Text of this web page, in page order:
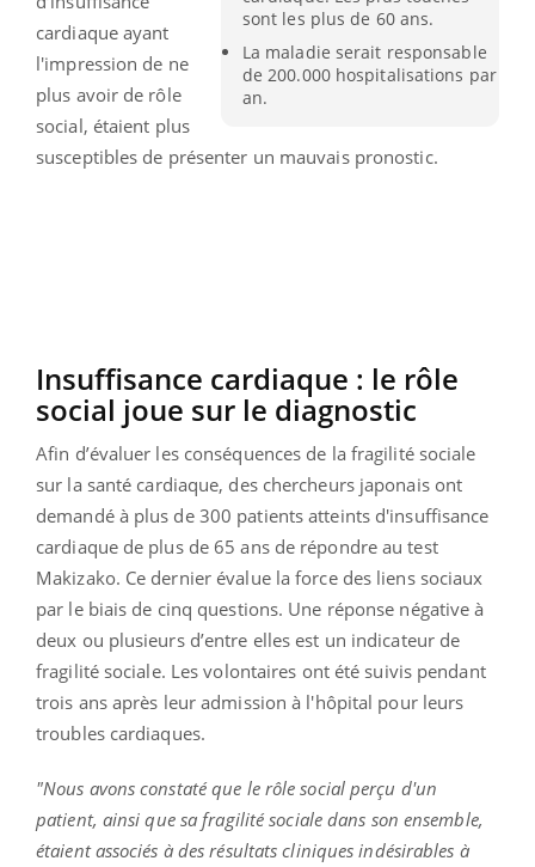
sont les plus de 60 ans.
La maladie serait responsable
de 200.000 hospitalisations par
an.
cardiaque ayant
l'impression de ne
plus avoir de rôle
social, étaient plus
susceptibles de présenter un mauvais pronostic.
Insuffisance cardiaque : le rôle
social joue sur le diagnostic
Afin d’évaluer les conséquences de la fragilité sociale
sur la santé cardiaque, des chercheurs japonais ont
demandé à plus de 300 patients atteints d'insuffisance
cardiaque de plus de 65 ans de répondre au test
Makizako. Ce dernier évalue la force des liens sociaux
par le biais de cinq questions. Une réponse négative à
deux ou plusieurs d’entre elles est un indicateur de
fragilité sociale. Les volontaires ont été suivis pendant
trois ans après leur admission à l'hôpital pour leurs
troubles cardiaques.
"Nous avons constaté que le rôle social perçu d'un
patient, ainsi que sa fragilité sociale dans son ensemble,
étaient associés à des résultats cliniques indésirables à